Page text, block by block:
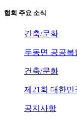
협회 주요 소식
건축/문화
두동면 공공복
건축/문화
제21회 대한
공지사항